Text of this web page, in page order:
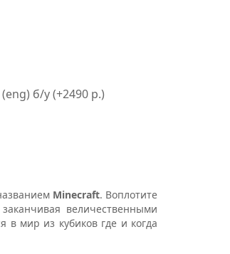
б/у (+2490 р.)
Minecraft. Воплотите
величественными
в мир из кубиков где и когда